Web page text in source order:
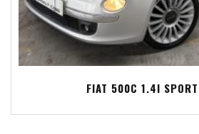
FIAT 500C 1.4I